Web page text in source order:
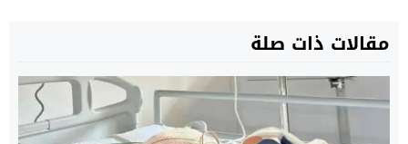
مقالات ذات صلة